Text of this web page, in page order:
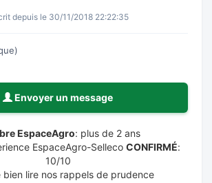
depuis le 30/11/2018 22:22:35
Envoyer un message
EspaceAgro: plus de 2 ans
EspaceAgro-Selleco CONFIRMÉ:
10/10
bien lire nos rappels de prudence